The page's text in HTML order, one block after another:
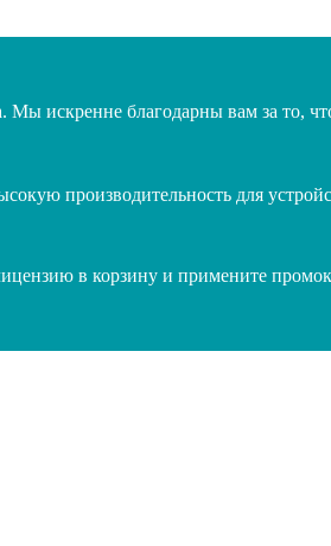
искренне благодарны вам за то,
производительность для
в корзину и примените